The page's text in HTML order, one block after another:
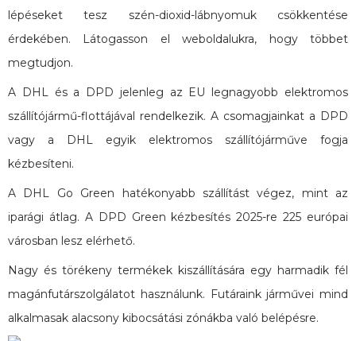
lépéseket tesz szén-dioxid-lábnyomuk csökkentése
érdekében. Látogasson el weboldalukra, hogy többet
megtudjon.
A DHL és a DPD jelenleg az EU legnagyobb elektromos
szállítójármű-flottájával rendelkezik. A csomagjainkat a DPD
vagy a DHL egyik elektromos szállítójárműve fogja
kézbesíteni.
A DHL Go Green hatékonyabb szállítást végez, mint az
iparági átlag. A DPD Green kézbesítés 2025-re 225 európai
városban lesz elérhető.
Nagy és törékeny termékek kiszállítására egy harmadik fél
magánfutárszolgálatot használunk. Futáraink járművei mind
alkalmasak alacsony kibocsátási zónákba való belépésre.